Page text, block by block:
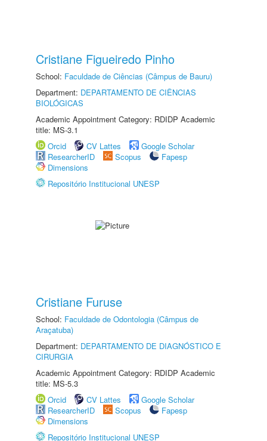
Cristiane Figueiredo Pinho
School: Faculdade de Ciências (Câmpus de Bauru)
Department: DEPARTAMENTO DE CIÊNCIAS
BIOLÓGICAS
Academic Appointment Category: RDIDP Academic
title: MS-3.1
Orcid
CV Lattes
Google Scholar
ResearcherID
Scopus
Fapesp
Dimensions
Repositório Institucional UNESP
Cristiane Furuse
School: Faculdade de Odontologia (Câmpus de
Araçatuba)
Department: DEPARTAMENTO DE DIAGNÓSTICO E
CIRURGIA
Academic Appointment Category: RDIDP Academic
title: MS-5.3
Orcid
CV Lattes
Google Scholar
ResearcherID
Scopus
Fapesp
Dimensions
Repositório Institucional UNESP